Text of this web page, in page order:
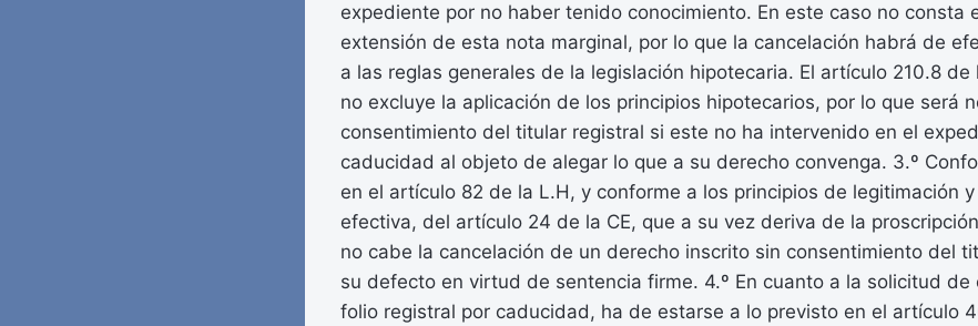
expediente por no haber tenido conocimiento. En este caso no consta
extensión de esta nota marginal, por lo que la cancelación habrá de
a las reglas generales de la legislación hipotecaria. El artículo 210.8 de
no excluye la aplicación de los principios hipotecarios, por lo que será
consentimiento del titular registral si este no ha intervenido en el
caducidad al objeto de alegar lo que a su derecho convenga. 3.º
en el artículo 82 de la L.H, y conforme a los principios de legitimación
efectiva, del artículo 24 de la CE, que a su vez deriva de la
no cabe la cancelación de un derecho inscrito sin consentimiento del
su defecto en virtud de sentencia firme. 4.º En cuanto a la solicitud de
folio registral por caducidad, ha de estarse a lo previsto en el artículo